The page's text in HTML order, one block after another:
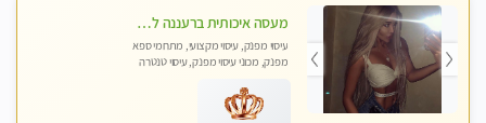
מעסה איכותית ברעננה למאסז מקצועי ומפנק לכל שרירי הגוף
עיסוי מפנק, עיסוי מקצועי, מתחמי ספא
מפנק, מכוני עיסוי מפנק, עיסוי טנטרה